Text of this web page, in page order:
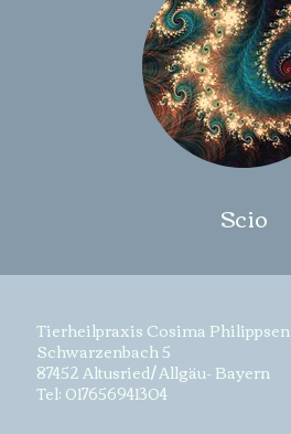
Scio
Tierheilpraxis Cosima Philippsen
Schwarzenbach 5
87452 Altusried/ Allgäu- Bayern
Tel: 017656941304